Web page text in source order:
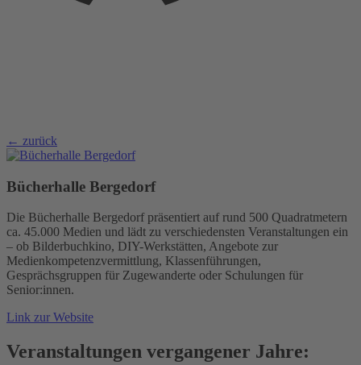
← zurück
Bücherhalle Bergedorf
Die Bücherhalle Bergedorf präsentiert auf rund 500 Quadratmetern
ca. 45.000 Medien und lädt zu verschiedensten Veranstaltungen ein
– ob Bilderbuchkino, DIY-Werkstätten, Angebote zur
Medienkompetenzvermittlung, Klassenführungen,
Gesprächsgruppen für Zugewanderte oder Schulungen für
Senior:innen.
Link zur Website
Veranstaltungen vergangener Jahre: